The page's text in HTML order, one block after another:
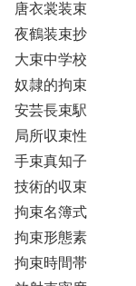
唐衣裳装束
夜鶴装束抄
大束中学校
奴隷的拘束
安芸長束駅
局所収束性
手束真知子
技術的収束
拘束名簿式
拘束形態素
拘束時間帯